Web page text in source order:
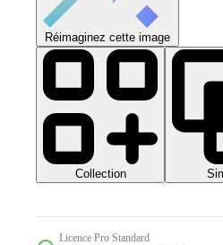
Réimaginez cette image
Collection
Licence Pro Standard